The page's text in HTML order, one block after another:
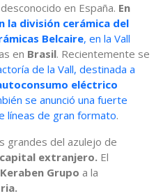
en España. En
la división cerámica del
Belcaire, en la Vall
en Brasil. Recientemente se
de la Vall, destinada a
eléctrico
se anunció una fuerte
líneas de gran formato.
grandes del azulejo de
extranjero. El
Grupo a la